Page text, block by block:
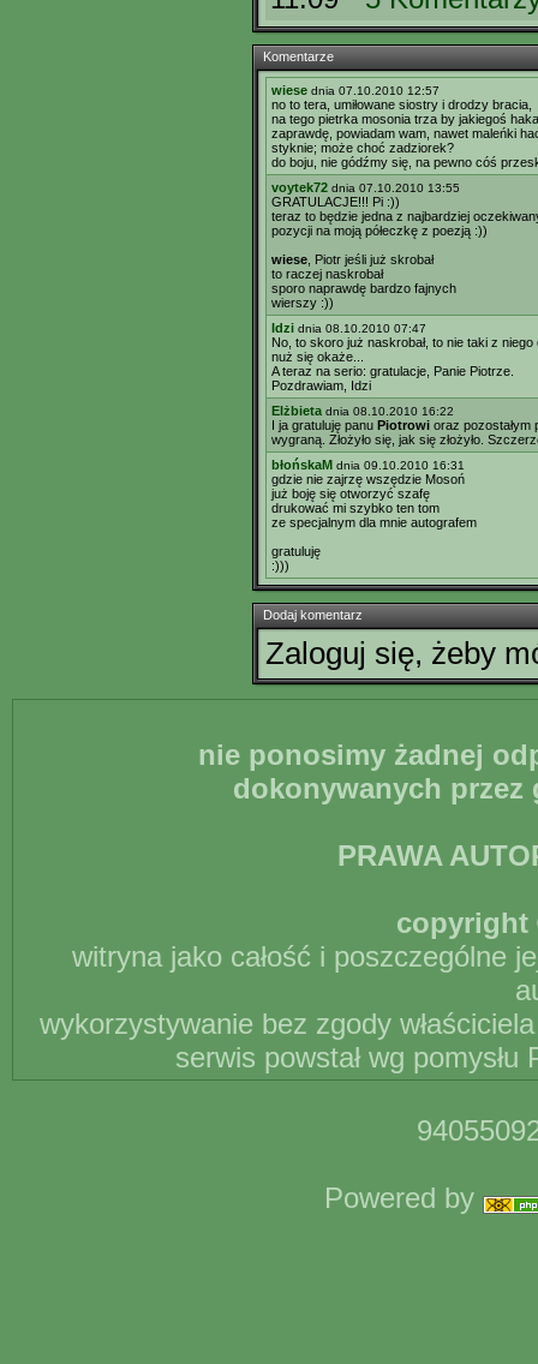
Komentarze
wiese dnia 07.10.2010 12:57
no to tera, umiłowane siostry i drodzy bracia,
na tego pietrka mosonia trza by jakiegoś
zaprawdę, powiadam wam, nawet maleńki
styknie; może choć zadziorek?
do boju, nie gódźmy się, na pewno cóś
voytek72 dnia 07.10.2010 13:55
GRATULACJE!!! Pi :))
teraz to będzie jedna z najbardziej
pozycji na moją półeczkę z poezją :))
wiese , Piotr jeśli już skrobał
to raczej naskrobał
sporo naprawdę bardzo fajnych
wierszy :))
Idzi dnia 08.10.2010 07:47
No, to skoro już naskrobał, to nie taki z
nuż się okaże...
A teraz na serio: gratulacje, Panie Piotrze.
Pozdrawiam, Idzi
Elżbieta dnia 08.10.2010 16:22
I ja gratuluję panu Piotrowi oraz pozostałym
wygraną. Złożyło się, jak się złożyło.
błońskaM dnia 09.10.2010 16:31
gdzie nie zajrzę wszędzie Mosoń
już boję się otworzyć szafę
drukować mi szybko ten tom
ze specjalnym dla mnie autografem
gratuluję
:)))
Dodaj komentarz
Zaloguj się, żeby
nie ponosimy żadnej
dokonywanych
PRAWA
copyright
witryna jako całość i poszczególne
wykorzystywanie bez zgody
serwis powstał wg
Powered by